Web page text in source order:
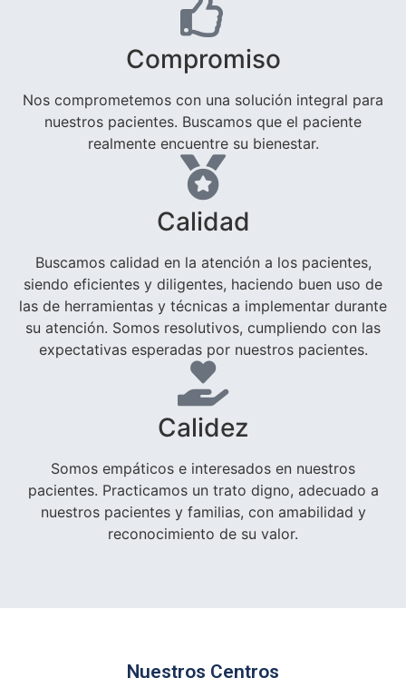
Compromiso
Nos comprometemos con una solución integral para
nuestros pacientes. Buscamos que el paciente
realmente encuentre su bienestar.
Calidad
Buscamos calidad en la atención a los pacientes,
siendo eficientes y diligentes, haciendo buen uso de
las de herramientas y técnicas a implementar durante
su atención. Somos resolutivos, cumpliendo con las
expectativas esperadas por nuestros pacientes.
Calidez
Somos empáticos e interesados en nuestros
pacientes. Practicamos un trato digno, adecuado a
nuestros pacientes y familias, con amabilidad y
reconocimiento de su valor.
Nuestros Centros